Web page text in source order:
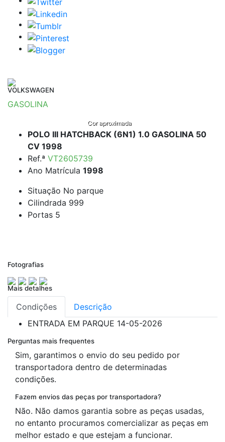
VOLKSWAGEN
GASOLINA
Cor aproximada
POLO III HATCHBACK (6N1) 1.0 GASOLINA 50
CV 1998
Ref.ª VT2605739
Ano Matrícula 1998
Situação No parque
Cilindrada 999
Portas 5
Fotografias
Mais detalhes
Condições
Descrição
ENTRADA EM PARQUE 14-05-2026
Perguntas mais frequentes
Sim, garantimos o envio do seu pedido por
transportadora dentro de determinadas
condições.
Fazem envios das peças por transportadora?
Não. Não damos garantia sobre as peças usadas,
no entanto procuramos comercializar as peças em
melhor estado e que estejam a funcionar.